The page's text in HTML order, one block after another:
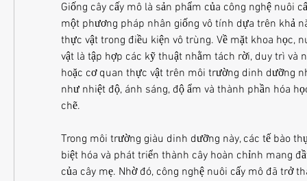
Giống cây cấy mô là sản phẩm của công nghệ nuôi
một phương pháp nhân giống vô tính dựa trên khả
thực vật trong điều kiện vô trùng. Về mặt khoa học,
vật là tập hợp các kỹ thuật nhằm tách rời, duy trì và
hoặc cơ quan thực vật trên môi trường dinh dưỡng
như nhiệt độ, ánh sáng, độ ẩm và thành phần hóa
chẽ.
Trong môi trường giàu dinh dưỡng này, các tế bào
biệt hóa và phát triển thành cây hoàn chỉnh mang
của cây mẹ. Nhờ đó, công nghệ nuôi cấy mô đã trở